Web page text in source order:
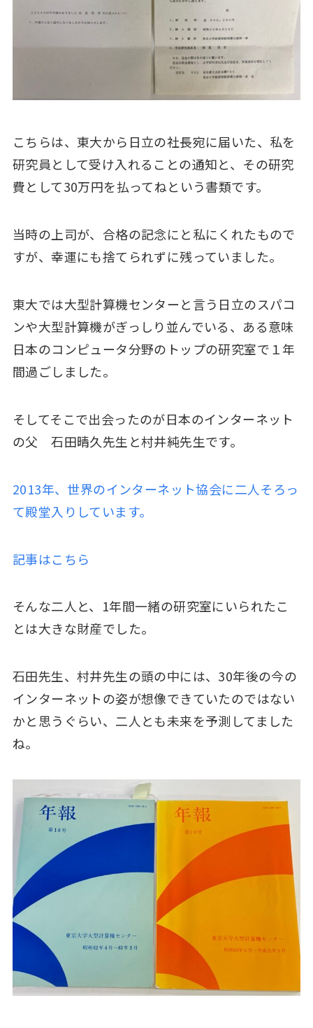
こちらは、東大から日立の社長宛に届いた、私を
研究員として受け入れることの通知と、その研究
費として30万円を払ってねという書類です。
当時の上司が、合格の記念にと私にくれたもので
すが、幸運にも捨てられずに残っていました。
東大では大型計算機センターと言う日立のスパコ
ンや大型計算機がぎっしり並んでいる、ある意味
日本のコンピュータ分野のトップの研究室で１年
間過ごしました。
そしてそこで出会ったのが日本のインターネット
の父 石田晴久先生と村井純先生です。
2013年、世界のインターネット協会に二人そろっ
て殿堂入りしています。
記事はこちら
そんな二人と、1年間一緒の研究室にいられたこ
とは大きな財産でした。
石田先生、村井先生の頭の中には、30年後の今の
インターネットの姿が想像できていたのではない
かと思うぐらい、二人とも未来を予測してました
ね。